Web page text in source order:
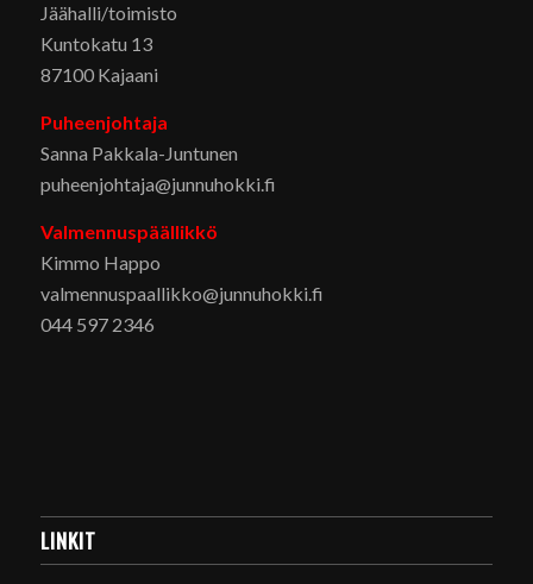
Jäähalli/toimisto
Kuntokatu 13
87100 Kajaani
Puheenjohtaja
Sanna Pakkala-Juntunen
puheenjohtaja@junnuhokki.fi
Valmennuspäällikkö
Kimmo Happo
valmennuspaallikko@junnuhokki.fi
044 597 2346
LINKIT